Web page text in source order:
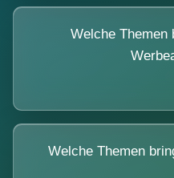
Welche Themen
Welche Themen